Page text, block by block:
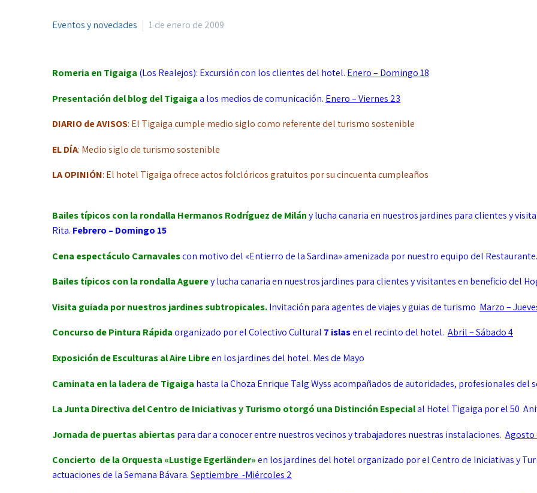
Eventos y novedades 1 de enero de 2009
Romeria en Tigaiga (Los Realejos): Excursión con los clientes del hotel. Enero – Domingo 18
Presentación delblog del Tigaigaa los medios de comunicación. Enero – Viernes 23
DIARIO de AVISOS: El Tigaiga cumple medio siglo como referente del turismo sostenible
EL DÍA: Medio siglo de turismo sostenible
LA OPINIÓN: El hotel Tigaiga ofrece actos folclóricos gratuitos por su cincuenta cumpleaños
Bailes típicos con la rondalla Hermanos Rodríguez de Milány lucha canaria en nuestros jardines para clientes y
Rita. Febrero – Domingo 15
Cena espectáculo Carnavalescon motivo del «Entierro de la Sardina» amenizada por nuestro equipo del Restaurante.
Bailes típicos con la rondallaAguerey lucha canaria en nuestros jardines para clientes y visitantes en beneficio del
Visita guiada por nuestros jardines subtropicales.Invitación para agentes de viajes y guias de turismo Marzo –
Concurso dePintura Rápidaorganizado por el Colectivo Cultural 7 islasen el recinto del hotel. Abril – Sábado 4
Exposición de Esculturas al Aire Libreen los jardines del hotel. Mes de Mayo
Caminata en la ladera de Tigaiga hasta la Choza Enrique Talg Wyss acompañados de autoridades, profesionales del
La Junta Directiva delCentro de Iniciativas y Turismo otorgó una Distinción Especialal Hotel Tigaiga por el 50
Jornada de puertas abiertaspara dar a conocer entre nuestros vecinos y trabajadores nuestras instalaciones. Agosto
Concierto de la Orquesta «Lustige Egerländer»en los jardines del hotel organizado por el Centro de Iniciativas y
actuaciones de la Semana Bávara.Septiembre -Miércoles 2